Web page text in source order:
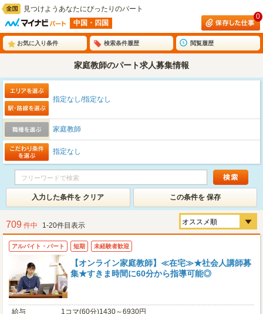
見つけようあなたにぴったりのパート
中国・四国
0
お気に入り条件 検索条件履歴 閲覧履歴
家庭教師のパート求人募集情報
指定なし/指定なし
家庭教師
指定なし
入力した条件を クリア この条件を 保存
709 件中 1-20件目表示
アルバイト・パート 短期 未経験者歓迎
【オンライン家庭教師】≪在宅≫★社会人講師募
集★すきま時間に60分から指導可能◎
給与
1コマ(60分)1430～6930円